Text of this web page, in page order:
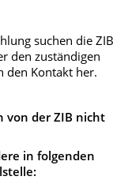
suchen die
den zuständigen
den Kontakt her.
von der ZIB nicht
in folgenden